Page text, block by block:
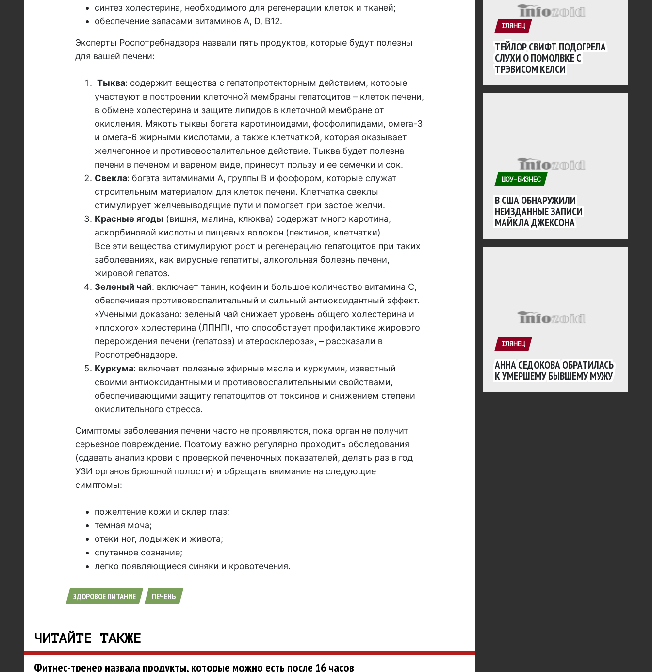
синтез холестерина, необходимого для регенерации клеток и тканей;
обеспечение запасами витаминов А, D, В12.
Эксперты Роспотребнадзора назвали пять продуктов, которые будут полезны
для вашей печени:
Тыква: содержит вещества с гепатопротекторным действием, которые
участвуют в построении клеточной мембраны гепатоцитов – клеток печени,
в обмене холестерина и защите липидов в клеточной мембране от
окисления. Мякоть тыквы богата каротиноидами, фосфолипидами, омега-3
и омега-6 жирными кислотами, а также клетчаткой, которая оказывает
желчегонное и противовоспалительное действие. Тыква будет полезна
печени в печеном и вареном виде, принесут пользу и ее семечки и сок.
Свекла: богата витаминами А, группы В и фосфором, которые служат
строительным материалом для клеток печени. Клетчатка свеклы
стимулирует желчевыводящие пути и помогает при застое желчи.
Красные ягоды (вишня, малина, клюква) содержат много каротина,
аскорбиновой кислоты и пищевых волокон (пектинов, клетчатки).
Все эти вещества стимулируют рост и регенерацию гепатоцитов при таких
заболеваниях, как вирусные гепатиты, алкогольная болезнь печени,
жировой гепатоз.
Зеленый чай: включает танин, кофеин и большое количество витамина C,
обеспечивая противовоспалительный и сильный антиоксидантный эффект.
«Учеными доказано: зеленый чай снижает уровень общего холестерина и
«плохого» холестерина (ЛПНП), что способствует профилактике жирового
перерождения печени (гепатоза) и атеросклероза», – рассказали в
Роспотребнадзоре.
Куркума: включает полезные эфирные масла и куркумин, известный
своими антиоксидантными и противовоспалительными свойствами,
обеспечивающими защиту гепатоцитов от токсинов и снижением степени
окислительного стресса.
Симптомы заболевания печени часто не проявляются, пока орган не получит
серьезное повреждение. Поэтому важно регулярно проходить обследования
(сдавать анализ крови с проверкой печеночных показателей, делать раз в год
УЗИ органов брюшной полости) и обращать внимание на следующие
симптомы:
пожелтение кожи и склер глаз;
темная моча;
отеки ног, лодыжек и живота;
спутанное сознание;
легко появляющиеся синяки и кровотечения.
ЗДОРОВОЕ ПИТАНИЕ ПЕЧЕНЬ
ЧИТАЙТЕ ТАКЖЕ
Фитнес-тренер назвала продукты, которые можно есть после 16 часов
ГЛЯНЕЦ
ТЕЙЛОР СВИФТ ПОДОГРЕЛА
СЛУХИ О ПОМОЛВКЕ С
ТРЭВИСОМ КЕЛСИ
ШОУ-БИЗНЕС
В США ОБНАРУЖИЛИ
НЕИЗДАННЫЕ ЗАПИСИ
МАЙКЛА ДЖЕКСОНА
ГЛЯНЕЦ
АННА СЕДОКОВА ОБРАТИЛАСЬ
К УМЕРШЕМУ БЫВШЕМУ МУЖУ